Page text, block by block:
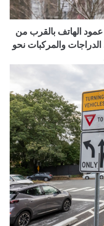
الهاتف بالقرب من
والمركبات نحو